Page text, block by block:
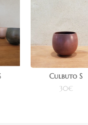
Culbuto S
30€